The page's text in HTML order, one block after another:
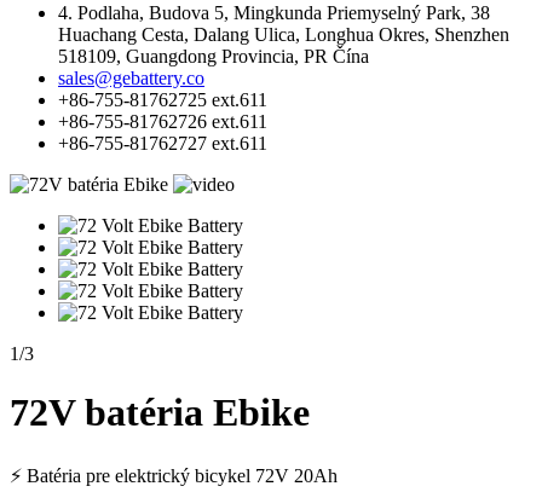
4. Podlaha, Budova 5, Mingkunda Priemyselný Park, 38
Huachang Cesta, Dalang Ulica, Longhua Okres, Shenzhen
518109, Guangdong Provincia, PR Čína
sales@gebattery.co
+86-755-81762725 ext.611
+86-755-81762726 ext.611
+86-755-81762727 ext.611
1/3
72V batéria Ebike
⚡️ Batéria pre elektrický bicykel 72V 20Ah